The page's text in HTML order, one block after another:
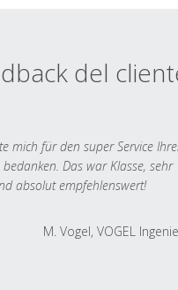
del
mich für den super Service
Das war Klasse, sehr
absolut empfehlenswert!
M. Vogel, VOGEL